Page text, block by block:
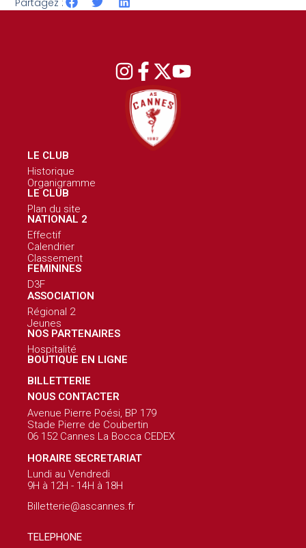
Partagez :
LE CLUB
Historique
Organigramme
LE CLUB
Plan du site
NATIONAL 2
Effectif
Calendrier
Classement
FEMININES
D3F
ASSOCIATION
Régional 2
Jeunes
NOS PARTENAIRES
Hospitalité
BOUTIQUE EN LIGNE
BILLETTERIE
NOUS CONTACTER
Avenue Pierre Poési, BP 179
Stade Pierre de Coubertin
06 152 Cannes La Bocca CEDEX
HORAIRE SECRETARIAT
Lundi au Vendredi
9H à 12H - 14H à 18H
Billetterie@ascannes.fr
TELEPHONE